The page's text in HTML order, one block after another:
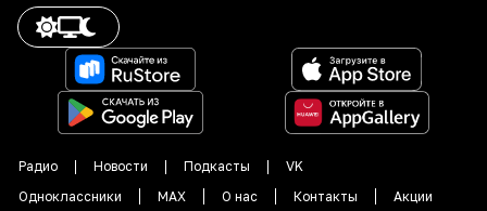
Радио Новости Подкасты
VK
Одноклассники
MAX О нас Контакты Акции